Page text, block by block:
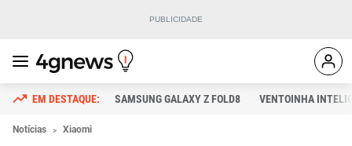
SAMSUNG GALAXY Z FOLD8 VENTOINHA
Notícias Xiaomi